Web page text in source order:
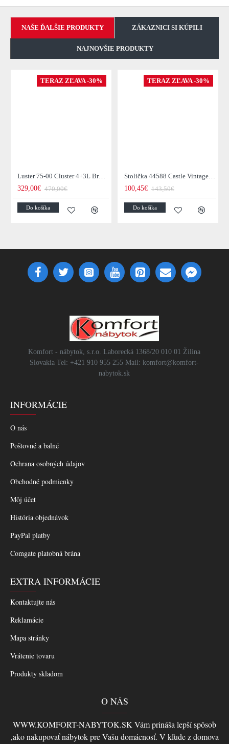
NAŠE ĎALŠIE PRODUKTY ZÁKAZNICI SI KÚPILI
NAJNOVŠIE PRODUKTY
TERAZ ZĽAVA -30%
Luster 75-00 Cluster 4+3L Brown + Jantar Glass
329,00€ 470,00€
Do košíka
TERAZ ZĽAVA -30%
Stolička 44588 Castle Vintage Black
100,45€ 143,50€
Do košíka
Komfort - nábytok, s.r.o. Laborecká 1368/20 010 01 Žilina
Slovakia Tel: +421 910 955 255 Mail: komfort@komfort-
nabytok.sk
INFORMÁCIE
O nás
Poštovné a balné
Ochrana osobných údajov
Obchodné podmienky
Môj účet
História objednávok
PayPal platby
Comgate platobná brána
EXTRA INFORMÁCIE
Kontaktujte nás
Reklamácie
Mapa stránky
Vrátenie tovaru
Produkty skladom
O NÁS
WWW.KOMFORT-NABYTOK.SK Vám prináša lepší spôsob
,ako nakupovať nábytok pre Vašu domácnosť. V kľude z domova